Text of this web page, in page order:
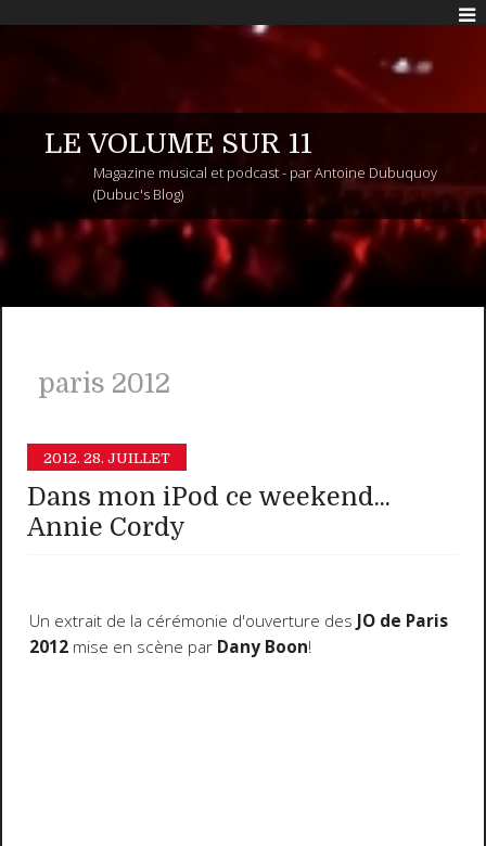
LE VOLUME SUR 11
Magazine musical et podcast - par Antoine Dubuquoy
(Dubuc's Blog)
paris 2012
2012. 28. JUILLET
Dans mon iPod ce weekend...
Annie Cordy
Un extrait de la cérémonie d'ouverture des JO de Paris
2012mise en scène par Dany Boon!